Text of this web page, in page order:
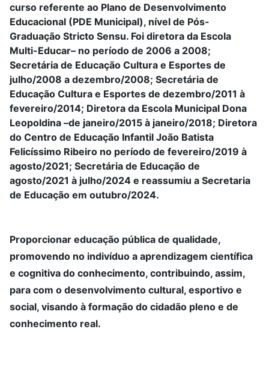
curso referente ao Plano de Desenvolvimento
Educacional (PDE Municipal), nível de Pós-
Graduação Stricto Sensu. Foi diretora da Escola
Multi-Educar– no período de 2006 a 2008;
Secretária de Educação Cultura e Esportes de
julho/2008 a dezembro/2008; Secretária de
Educação Cultura e Esportes de dezembro/2011 à
fevereiro/2014; Diretora da Escola Municipal Dona
Leopoldina –de janeiro/2015 à janeiro/2018; Diretora
do Centro de Educação Infantil João Batista
Felicíssimo Ribeiro no período de fevereiro/2019 à
agosto/2021; Secretária de Educação de
agosto/2021 à julho/2024 e reassumiu a Secretaria
de Educação em outubro/2024.
Proporcionar educação pública de qualidade,
promovendo no indivíduo a aprendizagem científica
e cognitiva do conhecimento, contribuindo, assim,
para com o desenvolvimento cultural, esportivo e
social, visando à formação do cidadão pleno e de
conhecimento real.